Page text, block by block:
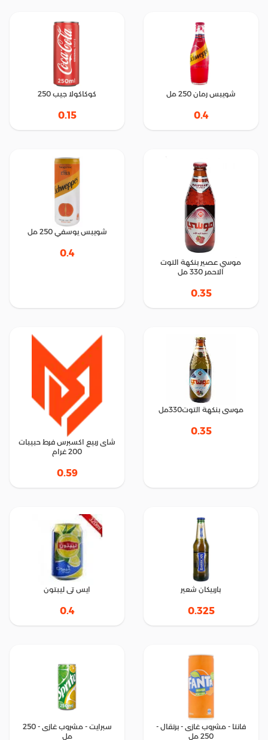
شويبس رمان 250 مل
0.4
كوكاكولا جيب 250
0.15
موسي عصير بنكهة التوت
الاحمر 330 مل
0.35
شويبس يوسفي 250 مل
0.4
موسى بنكهة التوت330مل
0.35
شاى ربيع اكسبرس فرط حبيبات
200 غرام
0.59
باربيكان شعير
0.325
ايس تى ليبتون
0.4
فانتا - مشروب غازى - برتقال -
250 مل
سبرايت - مشروب غازى - 250
مل